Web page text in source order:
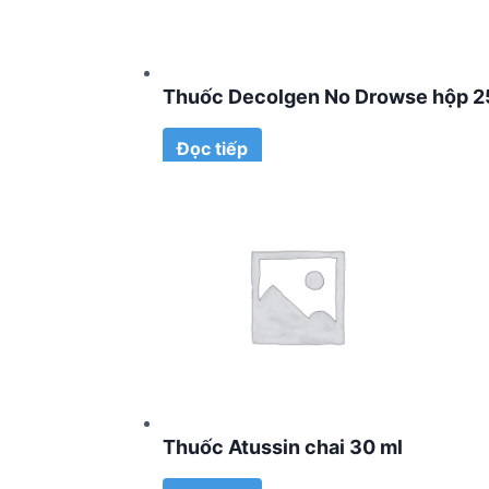
Thuốc Decolgen No Drowse hộp
Đọc tiếp
Thuốc Atussin chai 30 ml